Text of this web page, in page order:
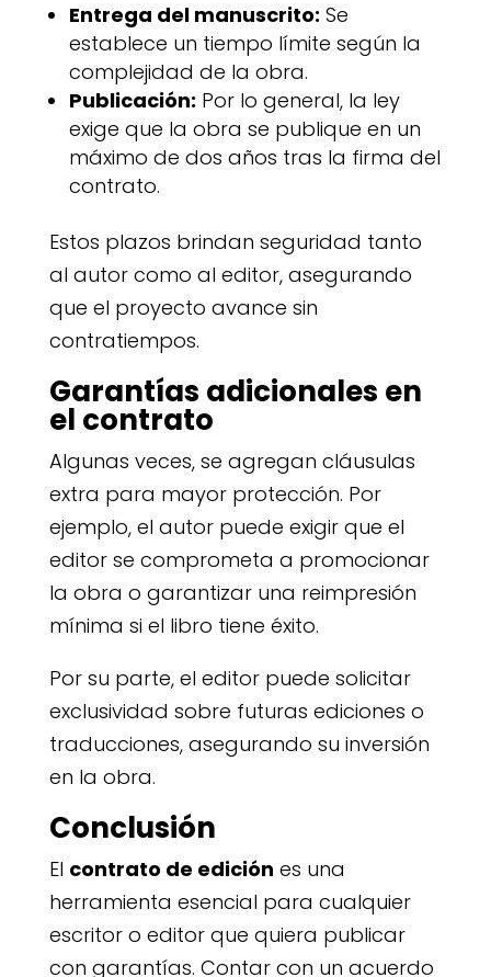
Entrega del manuscrito: Se
establece un tiempo límite según la
complejidad de la obra.
Publicación: Por lo general, la ley
exige que la obra se publique en un
máximo de dos años tras la firma del
contrato.
Estos plazos brindan seguridad tanto
al autor como al editor, asegurando
que el proyecto avance sin
contratiempos.
Garantías adicionales en
el contrato
Algunas veces, se agregan cláusulas
extra para mayor protección. Por
ejemplo, el autor puede exigir que el
editor se comprometa a promocionar
la obra o garantizar una reimpresión
mínima si el libro tiene éxito.
Por su parte, el editor puede solicitar
exclusividad sobre futuras ediciones o
traducciones, asegurando su inversión
en la obra.
Conclusión
El contrato de edición es una
herramienta esencial para cualquier
escritor o editor que quiera publicar
con garantías. Contar con un acuerdo